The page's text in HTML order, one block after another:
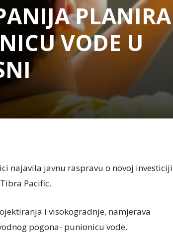
PLANIRA
VODE U
najavila javnu raspravu o novoj investiciji
Pacific.
i visokogradnje, namjerava
pogona- punionicu vode.